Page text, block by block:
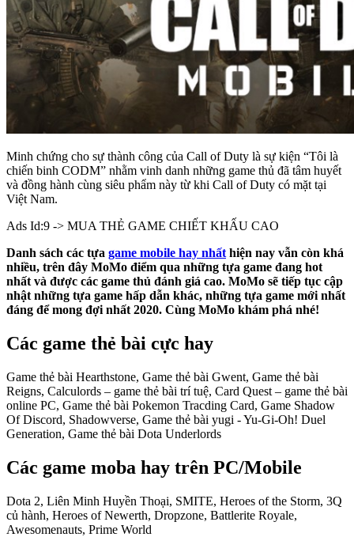
Minh chứng cho sự thành công của Call of Duty là sự kiện “Tôi là
chiến binh CODM” nhằm vinh danh những game thủ đã tâm huyết
và đồng hành cùng siêu phẩm này từ khi Call of Duty có mặt tại
Việt Nam.
Ads Id:9 -> MUA THẺ GAME CHIẾT KHẤU CAO
Danh sách các tựa game mobile hay nhất hiện nay vẫn còn khá
nhiều, trên đây MoMo điểm qua những tựa game đang hot
nhất và được các game thủ đánh giá cao. MoMo sẽ tiếp tục cập
nhật những tựa game hấp dẫn khác, những tựa game mới nhất
đáng để mong đợi nhất 2020. Cùng MoMo khám phá nhé!
Các game thẻ bài cực hay
Game thẻ bài Hearthstone, Game thẻ bài Gwent, Game thẻ bài
Reigns, Calculords – game thẻ bài trí tuệ, Card Quest – game thẻ bài
online PC, Game thẻ bài Pokemon Tracding Card, Game Shadow
Of Discord, Shadowverse, Game thẻ bài yugi - Yu-Gi-Oh! Duel
Generation, Game thẻ bài Dota Underlords
Các game moba hay trên PC/Mobile
Dota 2, Liên Minh Huyền Thoại, SMITE, Heroes of the Storm, 3Q
củ hành, Heroes of Newerth, Dropzone, Battlerite Royale,
Awesomenauts, Prime World